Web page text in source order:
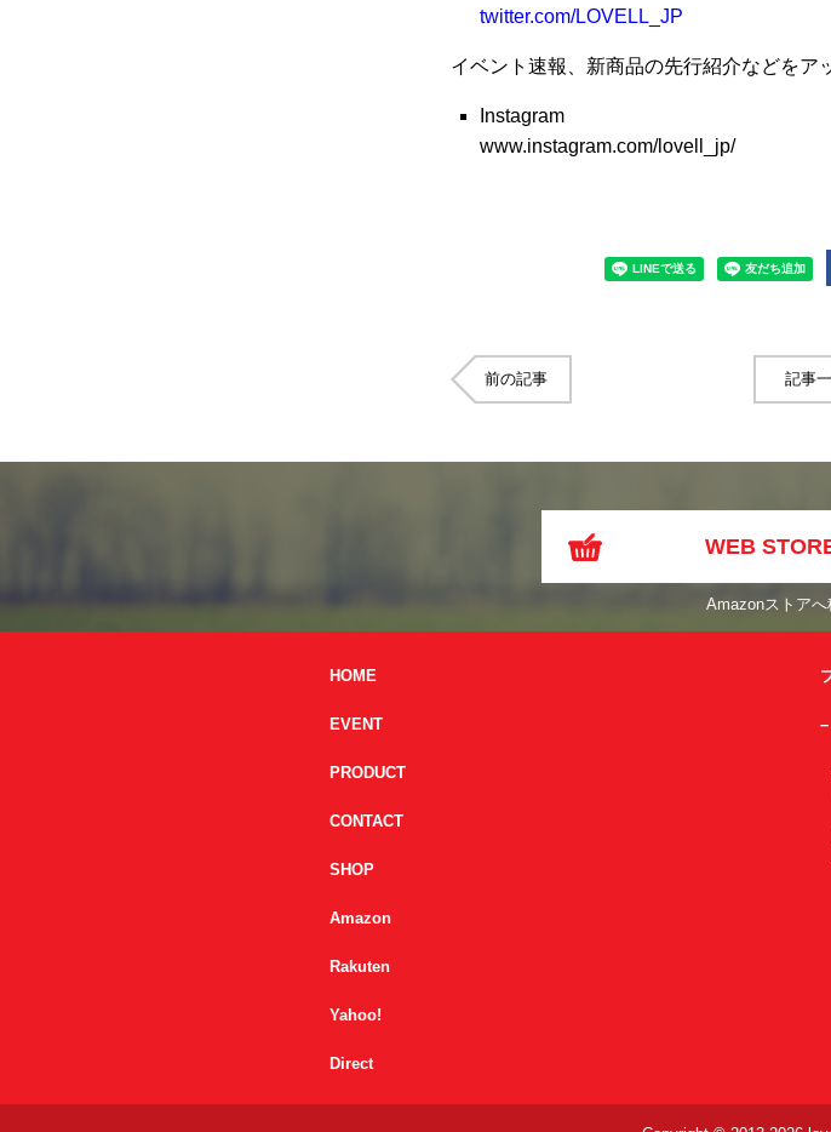
twitter.com/LOVELL_JP
イベント速報、新商品の先行紹介などをア
Instagram
www.instagram.com/lovell_jp/
前の記事 記事
WEB
Amazonストアへ
HOME
EVENT
PRODUCT
CONTACT
SHOP
Amazon
Rakuten
Yahoo!
Direct